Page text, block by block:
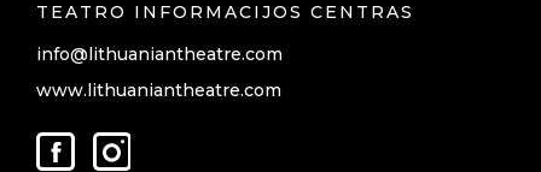
TEATRO INFORMACIJOS CENTRAS
info@lithuaniantheatre.com
www.lithuaniantheatre.com